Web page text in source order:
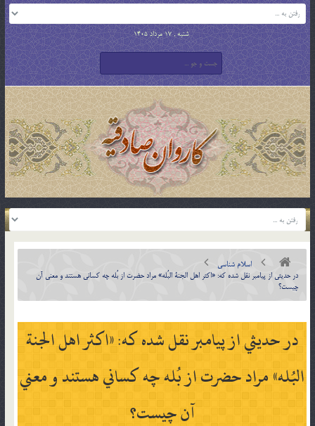
شنبه , 17 مرداد 1405
اسلام شناسی
در حديثي از پيامبر نقل شده كه: «اكثر اهل الجنة البُله» مراد حضرت از بُله چه كساني هستند و معني آن
چيست؟
در حديثي از پيامبر نقل شده كه: «اكثر اهل الجنة
البُله» مراد حضرت از بُله چه كساني هستند و معني
آن چيست؟